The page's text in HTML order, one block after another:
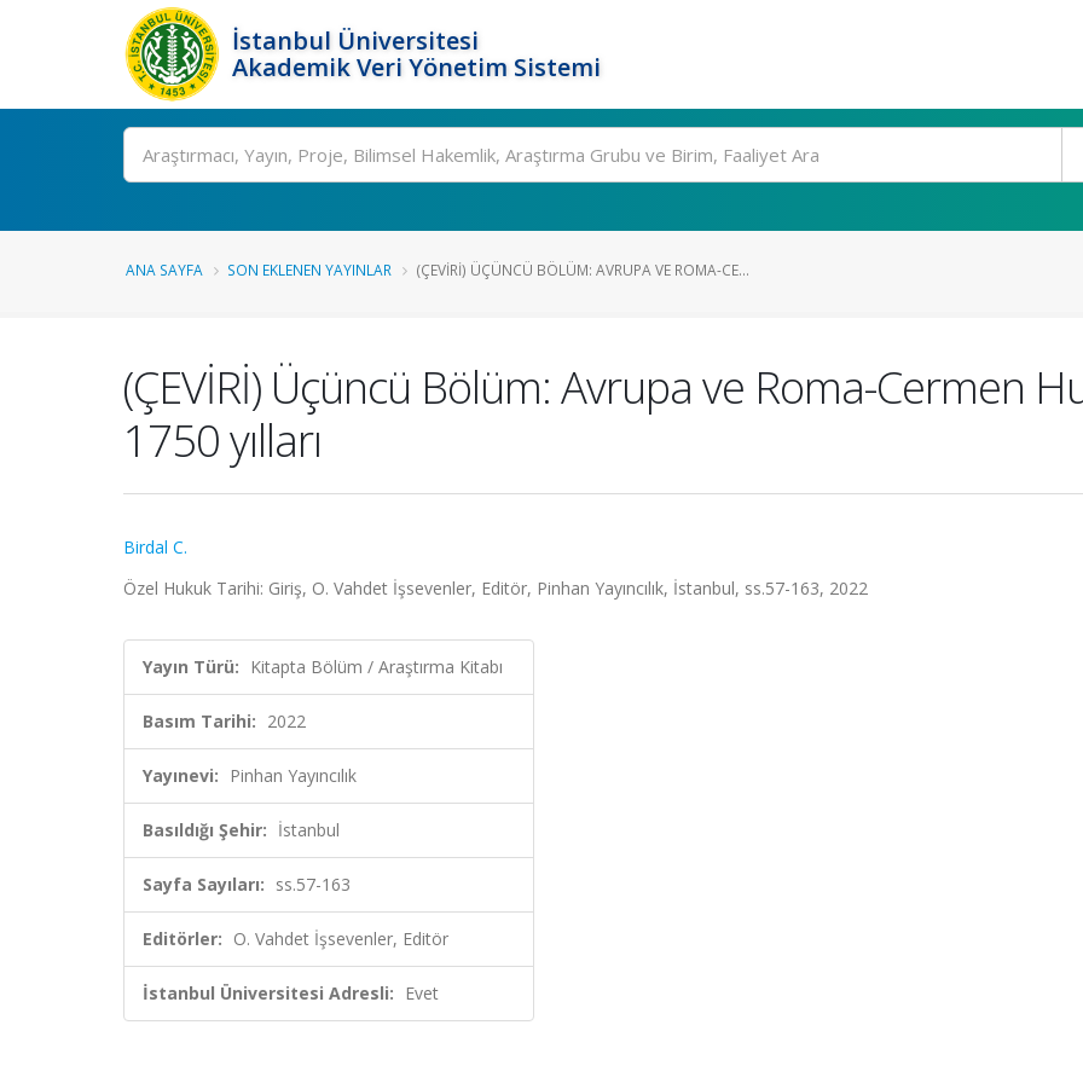
İstanbul Üniversitesi
Akademik Veri Yönetim Sistemi
Ara
ANA SAYFA SON EKLENEN YAYINLAR (ÇEVİRİ) ÜÇÜNCÜ BÖLÜM: AVRUPA VE ROMA-CE...
(ÇEVİRİ) Üçüncü Bölüm: Avrupa ve Roma-Cermen
1750 yılları
Birdal C.
Özel Hukuk Tarihi: Giriş, O. Vahdet İşsevenler, Editör, Pinhan Yayıncılık, İstanbul, ss.57-163, 2022
Yayın Türü: Kitapta Bölüm / Araştırma Kitabı
Basım Tarihi: 2022
Yayınevi: Pinhan Yayıncılık
Basıldığı Şehir: İstanbul
Sayfa Sayıları: ss.57-163
Editörler: O. Vahdet İşsevenler, Editör
İstanbul Üniversitesi Adresli: Evet